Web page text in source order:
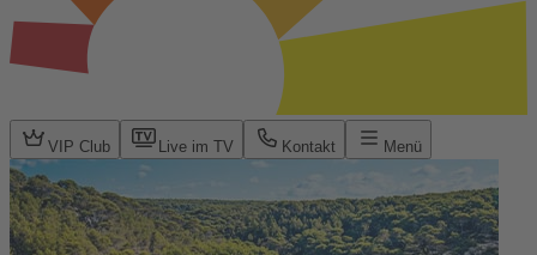
VIP Club Live im TV Kontakt Menü